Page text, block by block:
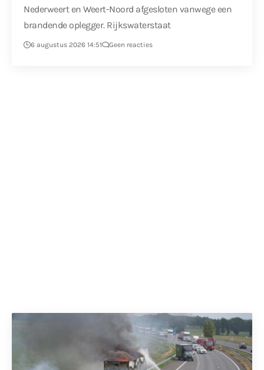
Nederweert en Weert-Noord afgesloten vanwege een
brandende oplegger. Rijkswaterstaat
6 augustus 2026 14:51 Geen reacties